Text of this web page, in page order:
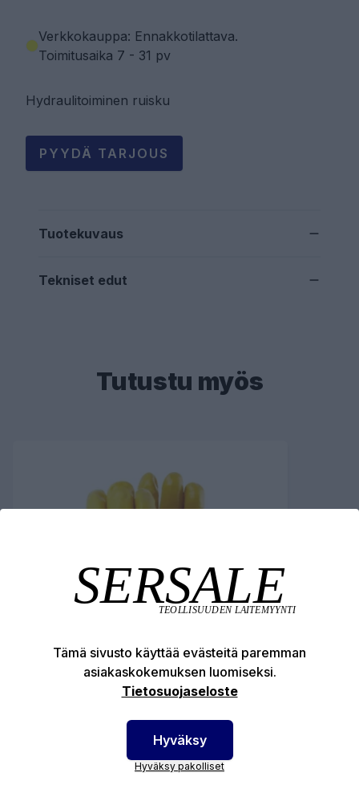
Verkkokauppa: Ennakkotilattava.
Toimitusaika 7 - 31 pv
Hydraulitoiminen ruisku
PYYDÄ TARJOUS
Tuotekuvaus
Tekniset edut
Tutustu myös
NITRIILIPINNOITETTU
Tämä sivusto käyttää evästeitä paremman
asiakaskokemuksen luomiseksi.
Tietosuojaseloste
Hyväksy
Hyväksy pakolliset